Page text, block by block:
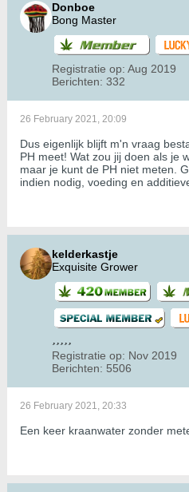
Donboe
Bong Master
Registratie op: Aug 2019
Berichten: 332
26 February 2021, 20:09
Dus eigenlijk blijft m'n vraag
PH meet! Wat zou jij doen als je
maar je kunt de PH niet meten.
indien nodig, voeding en
kelderkastje
Exquisite Grower
Registratie op: Nov 2019
Berichten: 5506
26 February 2021, 20:33
Een keer kraanwater zonder